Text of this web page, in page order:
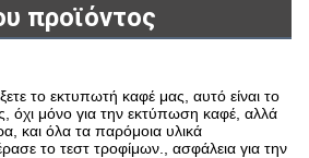
προϊόντος
το εκτυπωτή καφέ μας, αυτό είναι το
όχι μόνο για την εκτύπωση καφέ, αλλά
και όλα τα παρόμοια υλικά
το τεστ τροφίμων., ασφάλεια για την